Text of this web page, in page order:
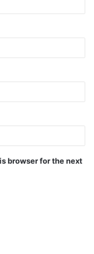
browser for the next